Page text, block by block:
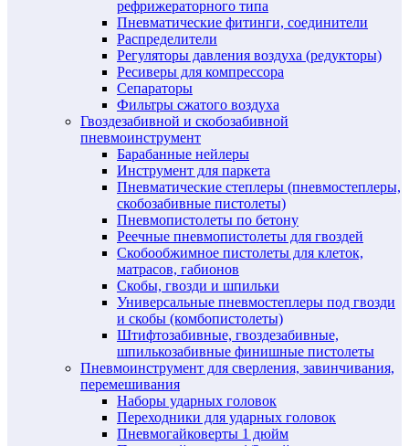
рефрижераторного типа
Пневматические фитинги, соединители
Распределители
Регуляторы давления воздуха (редукторы)
Ресиверы для компрессора
Сепараторы
Фильтры сжатого воздуха
Гвоздезабивной и скобозабивной
пневмоинструмент
Барабанные нейлеры
Инструмент для паркета
Пневматические степлеры (пневмостеплеры,
скобозабивные пистолеты)
Пневмопистолеты по бетону
Реечные пневмопистолеты для гвоздей
Скобообжимное пистолеты для клеток,
матрасов, габионов
Скобы, гвозди и шпильки
Универсальные пневмостеплеры под гвозди
и скобы (комбопистолеты)
Штифтозабивные, гвоздезабивные,
шпилькозабивные финишные пистолеты
Пневмоинструмент для сверления, завинчивания,
перемешивания
Наборы ударных головок
Переходники для ударных головок
Пневмогайковерты 1 дюйм